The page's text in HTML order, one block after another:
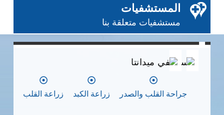
المستشفيات
مستشفيات متعلقة بنا
0 0 0
مستشفي ميدانتا
جراحة القلب والصدر زراعة الكبد زراعة القلب